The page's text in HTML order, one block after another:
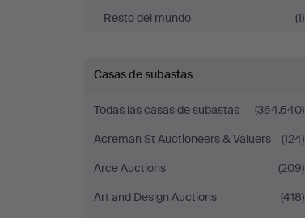
Resto del mundo
(1)
Casas de subastas
Todas las casas de subastas
(364.640)
Acreman St Auctioneers & Valuers
(124)
Arce Auctions
(209)
Art and Design Auctions
(418)